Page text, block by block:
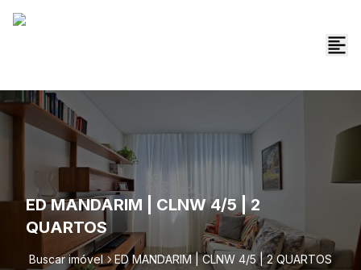
ED MANDARIM | CLNW 4/5 | 2
QUARTOS
Buscar imóvel ED MANDARIM | CLNW 4/5 | 2 QUARTOS